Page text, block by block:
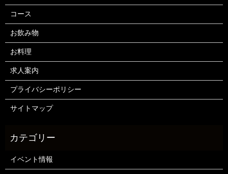
コース
お飲み物
お料理
求人案内
プライバシーポリシー
サイトマップ
イベント情報